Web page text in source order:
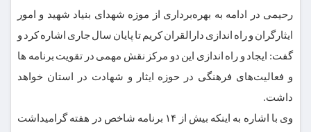
رحیمی در ادامه به بهره‌برداری از موزه شهدای بنیاد شهید و امور
ایثارگران و راه اندازی دارالقران کریم تا پایان سال جاری اشاره کرد و
گفت: ایجاد و راه اندازی این دو مرکز نقش مهمی در تقویت برنامه ها
و فعالیت‌های فرهنگی در حوزه ایثار و شهادت در استان خواهد
داشت.
وی با اشاره به اینکه بیش از ۱۴ برنامه شاخص در هفته گرامیداشت